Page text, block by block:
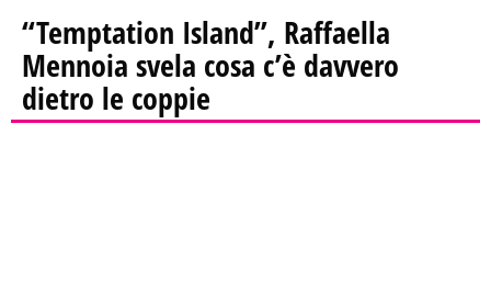
“Temptation Island”, Raffaella
Mennoia svela cosa c’è davvero
dietro le coppie